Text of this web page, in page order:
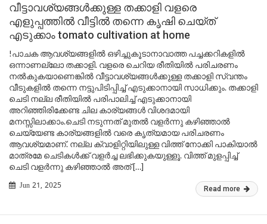
വീട്ടാവശ്യങ്ങൾക്കുള്ള തക്കാളി വളരെ
എളുപ്പത്തിൽ വീട്ടിൽ തന്നെ കൃഷി ചെയ്ത്
എടുക്കാം tomato cultivation at home
!പാചക ആവശ്യങ്ങളിൽ ഒഴിച്ചുകൂടാനാവാത്ത പച്ചക്കറികളിൽ
ഒന്നാണല്ലോ തക്കാളി. വളരെ ചെറിയ രീതിയിൽ പരിചരണം
നൽകുകയാണെങ്കിൽ വീട്ടാവശ്യങ്ങൾക്കുള്ള തക്കാളി സ്വന്തം
വീടുകളിൽ തന്നെ നട്ടുപിടിപ്പിച്ച് എടുക്കാനായി സാധിക്കും. തക്കാളി
ചെടി നല്ല രീതിയിൽ പരിപാലിച്ച് എടുക്കാനായി
അറിഞ്ഞിരിക്കേണ്ട ചില കാര്യങ്ങൾ വിശദമായി
മനസ്സിലാക്കാം.ചെടി നടുന്നത് മുതൽ വളർന്നു കഴിഞ്ഞാൽ
ചെയ്യേണ്ട കാര്യങ്ങളിൽ വരെ കൃത്യമായ പരിചരണം
ആവശ്യമാണ്. നല്ല ക്വാളിറ്റിയിലുള്ള വിത്ത് നോക്കി പാകിയാൽ
മാത്രമേ ചെടികൾക്ക് വളർച്ച ലഭിക്കുകയുള്ളൂ. വിത്ത് മുളപ്പിച്ച്
ചെടി വളർന്നു കഴിഞ്ഞാൽ അത് […]
Jun 21, 2025 Read more